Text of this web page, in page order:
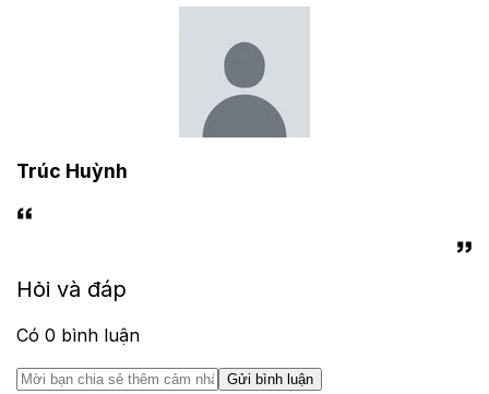
Trúc Huỳnh
Hỏi và đáp
Có 0 bình luận
Gửi bình luận